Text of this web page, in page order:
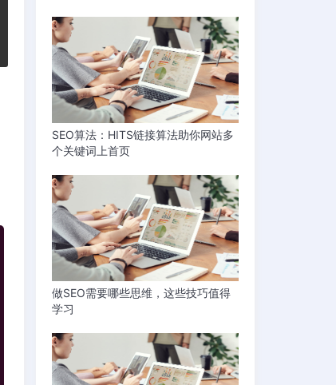
SEO算法：HITS链接算法助你网站多
个关键词上首页
做SEO需要哪些思维，这些技巧值得
学习